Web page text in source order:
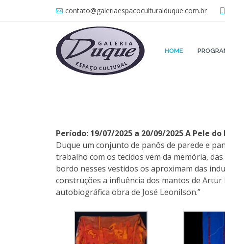
contato@galeriaespacoculturalduque.com.br
HOME
Período: 19/07/2025 a 20/09/2025 A Pele do
Duque um conjunto de panôs de parede e
trabalho com os tecidos vem da memória,
bordo nesses vestidos os aproximam das
construções a influência dos mantos de
autobiográfica obra de José Leonilson.”